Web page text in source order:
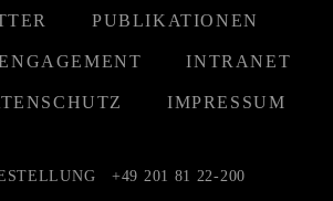
PUBLIKATIONEN
INTRANET
IMPRESSUM
+49 201 81 22-200